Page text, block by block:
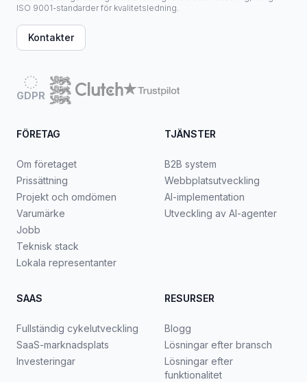
ISO 9001-standarder för kvalitetsledning.
Kontakter
GDPR
FÖRETAG
Om företaget
Prissättning
Projekt och omdömen
Varumärke
Jobb
Teknisk stack
Lokala representanter
TJÄNSTER
B2B system
Webbplatsutveckling
AI-implementation
Utveckling av AI-agenter
SAAS
Fullständig cykelutveckling
SaaS-marknadsplats
Investeringar
RESURSER
Blogg
Lösningar efter bransch
Lösningar efter
funktionalitet